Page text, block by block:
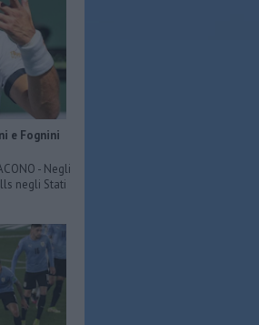
e Fognini
- Negli
negli Stati